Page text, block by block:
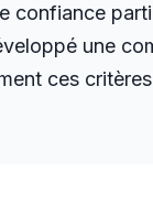
confiance
une
ces